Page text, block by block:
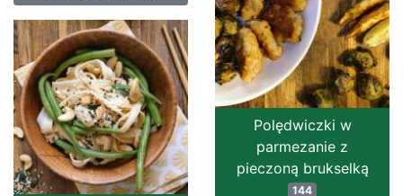
Polędwiczki w
parmezanie z
pieczoną brukselką
144